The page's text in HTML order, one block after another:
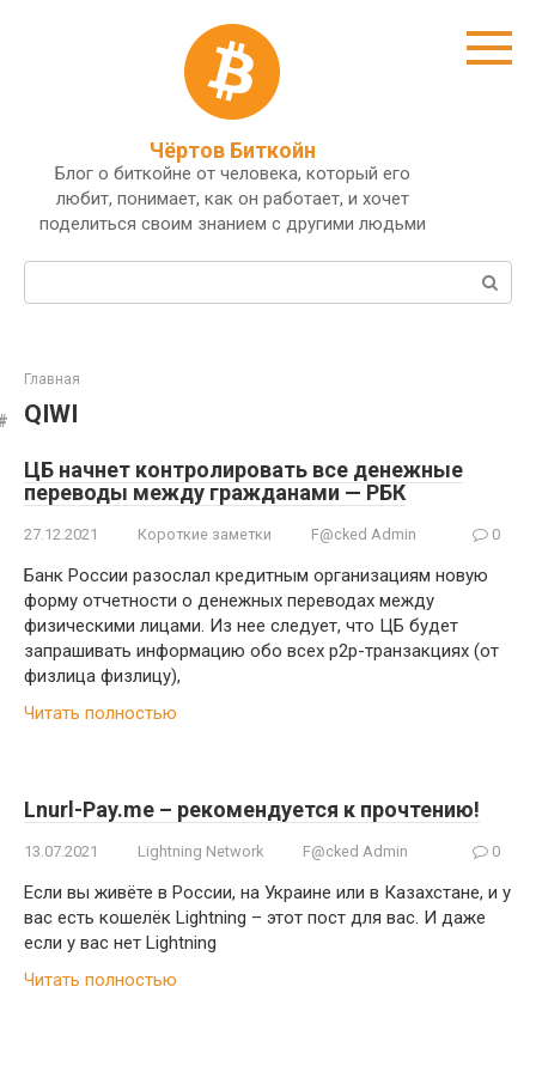
Чёртов Биткойн
Блог о биткойне от человека, который его
любит, понимает, как он работает, и хочет
поделиться своим знанием с другими людьми
Поиск:
Главная
QIWI
ЦБ начнет контролировать все денежные
переводы между гражданами — РБК
27.12.2021 Короткие заметки F@cked Admin 0
Банк России разослал кредитным организациям новую
форму отчетности о денежных переводах между
физическими лицами. Из нее следует, что ЦБ будет
запрашивать информацию обо всех p2p-транзакциях (от
физлица физлицу),
Читать полностью
Lnurl-Pay.me – рекомендуется к прочтению!
13.07.2021 Lightning Network F@cked Admin 0
Если вы живёте в России, на Украине или в Казахстане, и у
вас есть кошелёк Lightning – этот пост для вас. И даже
если у вас нет Lightning
Читать полностью